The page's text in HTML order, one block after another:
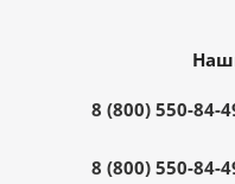
8 (800) 550-84-
8 (800) 550-84-